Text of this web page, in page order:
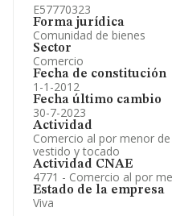
E57770323
Forma jurídica
Comunidad de bienes
Sector
Comercio
Fecha de constitución
1-1-2012
Fecha último cambio
30-7-2023
Actividad
Comercio al por menor
vestido y tocado
Actividad CNAE
4771 - Comercio al por
Estado de la empresa
Viva